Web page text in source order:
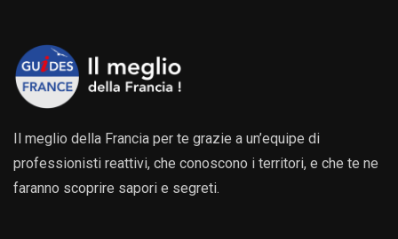
Il meglio della Francia per te grazie a un’equipe di
professionisti reattivi, che conoscono i territori, e che te ne
faranno scoprire sapori e segreti.